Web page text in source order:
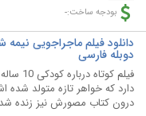
بودجه ساخت:-
دوبله فارسی
فیلم
دارد که خواهر تازه متولد شده
درون کتاب مصورش نیز زنده